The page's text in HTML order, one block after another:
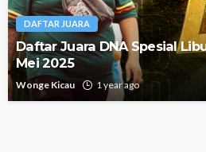
DAFTAR JUARA
Daftar Juara DNA Spesial
Mei 2025
Wonge Kicau 1 year ago